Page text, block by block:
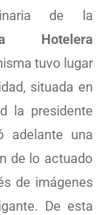
de la
Hotelera
tuvo lugar
situada en
la presidente
adelante una
de lo actuado
de imágenes
De esta